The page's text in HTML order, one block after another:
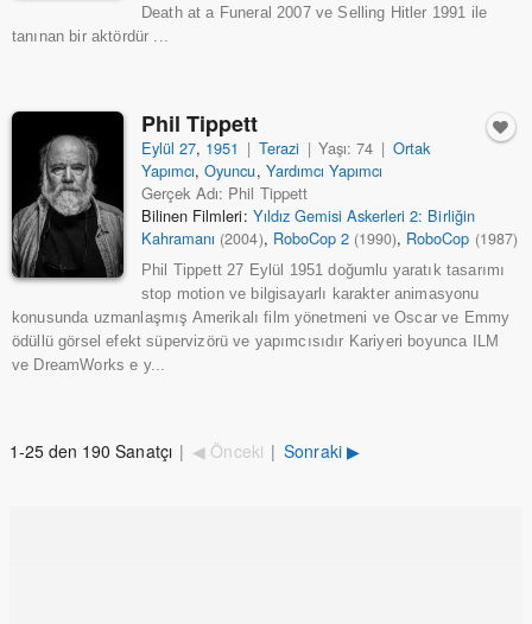
Death at a Funeral 2007 ve Selling Hitler 1991 ile
tanınan bir aktördür ...
Phil Tippett
Eylül 27, 1951 | Terazi | Yaşı: 74 | Ortak
Yapımcı,Oyuncu, Yardımcı Yapımcı
Gerçek Adı: Phil Tippett
Bilinen Filmleri: Yıldız Gemisi Askerleri 2: Birliğin
Kahramanı (2004), RoboCop 2 (1990), RoboCop (1987)
Phil Tippett 27 Eylül 1951 doğumlu yaratık tasarımı
stop motion ve bilgisayarlı karakter animasyonu
konusunda uzmanlaşmış Amerikalı film yönetmeni ve Oscar ve Emmy
ödüllü görsel efekt süpervizörü ve yapımcısıdır Kariyeri boyunca ILM
ve DreamWorks e y...
1-25 den 190 Sanatçı | ◀ Önceki | Sonraki ▶